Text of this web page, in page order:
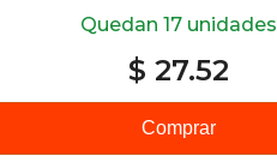
Quedan 17 unidades
$ 27.52
Comprar